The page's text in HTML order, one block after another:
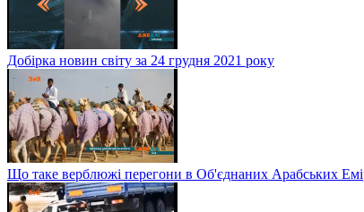
Добірка новин світу за 24 грудня 2021 року
Що таке верблюжі перегони в Об'єднаних Арабських